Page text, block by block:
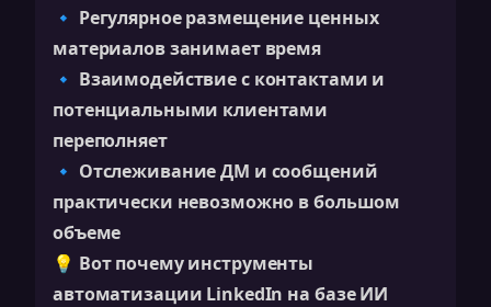
🔹 Регулярное размещение ценных
материалов занимает время
🔹 Взаимодействие с контактами и
потенциальными клиентами
переполняет
🔹 Отслеживание ДМ и сообщений
практически невозможно в большом
объеме
💡 Вот почему инструменты
автоматизации LinkedIn на базе ИИ